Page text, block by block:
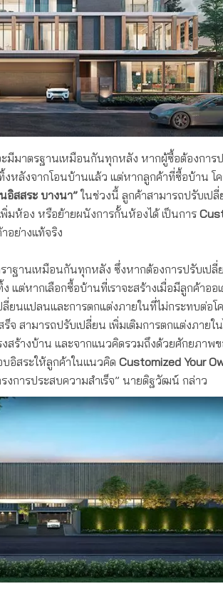
มาตรฐานเหมือนกันทุกหลัง หากผู้ซื้อต้องการ
หลังจากโอนบ้านแล้ว แต่หากลูกค้าที่ซื้อบ้าน โค
อิสสระ บางนา”ในช่วงนี้ ลูกค้าสามารถปรับเป
มห้อง หรือย้ายผนังการกั้นห้องได้ เป็นการ
อย่างแท้จริง
าฐานเหมือนกันทุกหลัง ซึ่งหากต้องการปรับเป
ต่หากเลือกซื้อบ้านที่เราจะสร้างเมื่อมีลูกค้าออ
ยนแปลนและการตกแต่งภายในที่ไม่กระทบต่อโ
สามารถปรับเปลี่ยน เพิ่มเติมการตกแต่งภายใ
สร้างบ้าน และจากแนวคิดรวมถึงด้วยศักยภาพข
อิสระให้ลูกค้าในแนวคิด Customized Your
งการประสบความสำเร็จ” นายดิฐวัฒน์ กล่าว